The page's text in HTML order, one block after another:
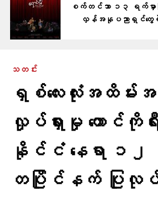
စက်တင်ဘာ ၁၃ ရက်မှာ
လှန်အနုပညာရှင်တွေရဲ့ ဖျ
သတင်း
ရှစ်လေးလုံးအထိမ်
လှုပ်ရှားမှု တောင်ကိုရီး
နိုင်ငံ နေရာ ၁၂
တပြိုင်နက် ပြုလု